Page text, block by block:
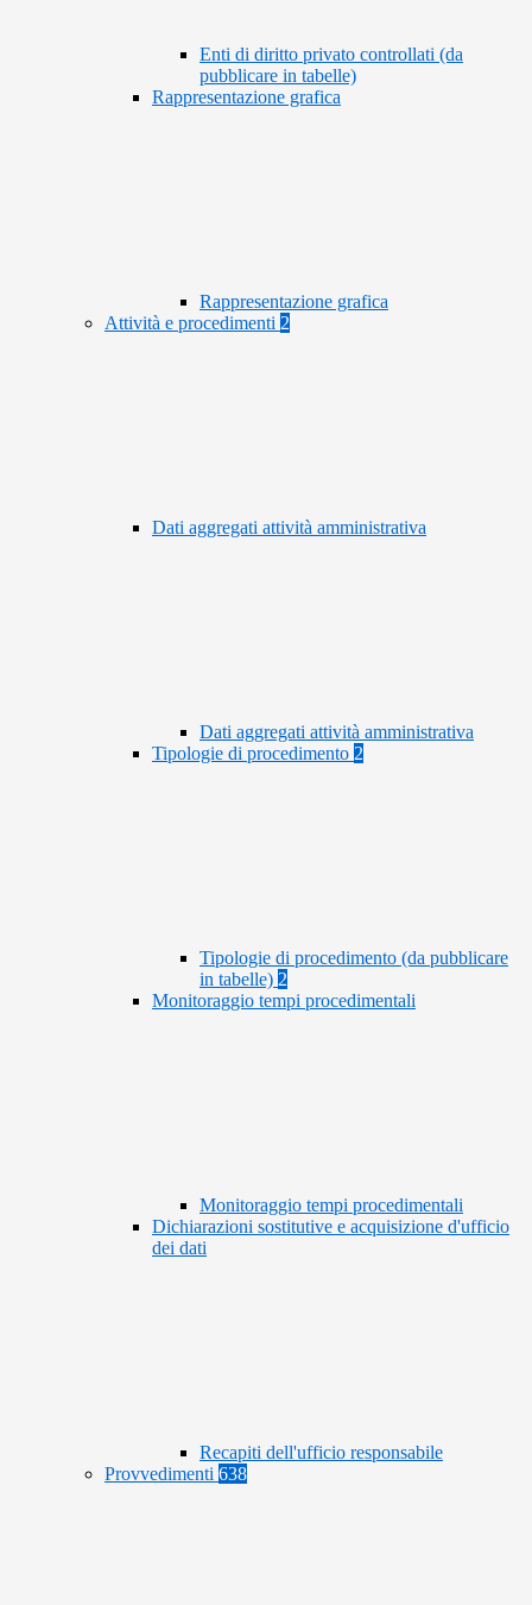
Enti di diritto privato controllati (da
pubblicare in tabelle)
Rappresentazione grafica
Rappresentazione grafica
Attività e procedimenti 2
Dati aggregati attività amministrativa
Dati aggregati attività amministrativa
Tipologie di procedimento 2
Tipologie di procedimento (da pubblicare
in tabelle) 2
Monitoraggio tempi procedimentali
Monitoraggio tempi procedimentali
Dichiarazioni sostitutive e acquisizione d'ufficio
dei dati
Recapiti dell'ufficio responsabile
Provvedimenti 638